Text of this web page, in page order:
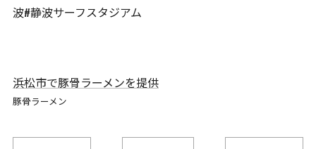
波#静波サーフスタジアム
浜松市で豚骨ラーメンを提供
豚骨ラーメン